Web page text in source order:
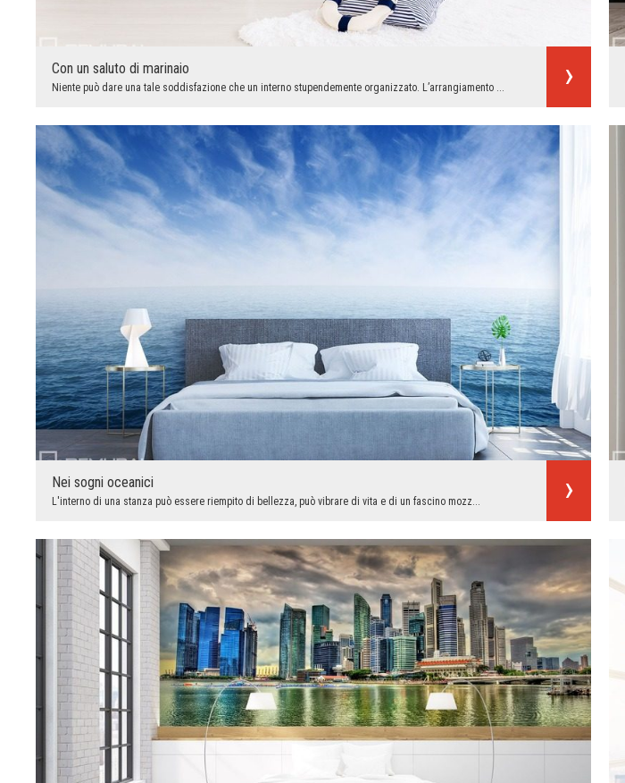
Con un saluto di marinaio
Niente può dare una tale soddisfazione che un interno stupendemente organizzato. L’arrangiamento ...
Nei sogni oceanici
L'interno di una stanza può essere riempito di bellezza, può vibrare di vita e di un fascino mozz...